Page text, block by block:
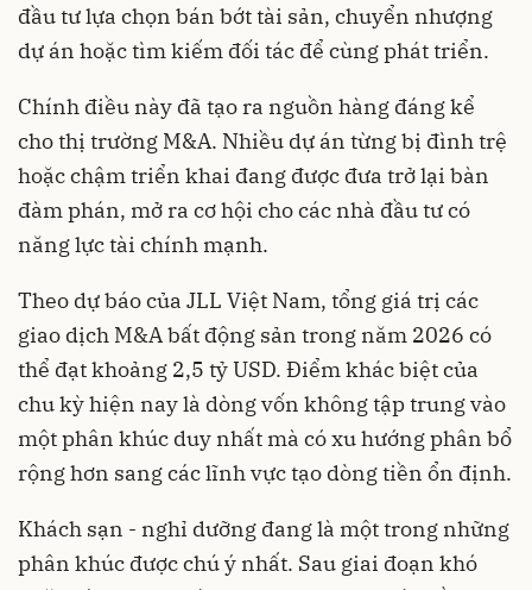
đầu tư lựa chọn bán bớt tài sản, chuyển nhượng
dự án hoặc tìm kiếm đối tác để cùng phát triển.
Chính điều này đã tạo ra nguồn hàng đáng kể
cho thị trường M&A. Nhiều dự án từng bị đình trệ
hoặc chậm triển khai đang được đưa trở lại bàn
đàm phán, mở ra cơ hội cho các nhà đầu tư có
năng lực tài chính mạnh.
Theo dự báo của JLL Việt Nam, tổng giá trị các
giao dịch M&A bất động sản trong năm 2026 có
thể đạt khoảng 2,5 tỷ USD. Điểm khác biệt của
chu kỳ hiện nay là dòng vốn không tập trung vào
một phân khúc duy nhất mà có xu hướng phân bổ
rộng hơn sang các lĩnh vực tạo dòng tiền ổn định.
Khách sạn - nghỉ dưỡng đang là một trong những
phân khúc được chú ý nhất. Sau giai đoạn khó